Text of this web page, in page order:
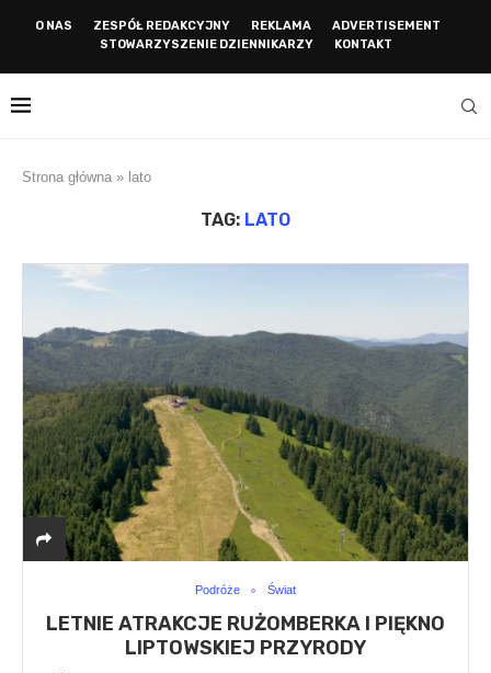
O NAS ZESPÓŁ REDAKCYJNY REKLAMA
ADVERTISEMENT
STOWARZYSZENIE DZIENNIKARZY
KONTAKT
Strona główna » lato
TAG: LATO
Podróże Świat
LETNIE ATRAKCJE RUŻOMBERKA I PIĘKNO
LIPTOWSKIEJ PRZYRODY